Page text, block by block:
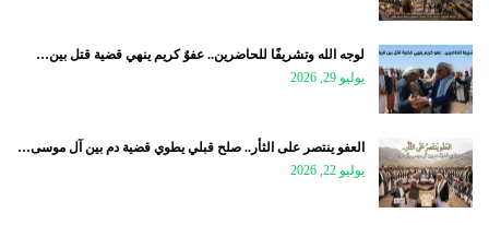
لوجه الله وتشريفًا للحاضرين.. عفوٌ كريم ينهي قضية قتل بين…
يوليو 29, 2026
العفو ينتصر على الثأر.. صلح قبلي يطوي قضية دم بين آل موسى…
يوليو 22, 2026